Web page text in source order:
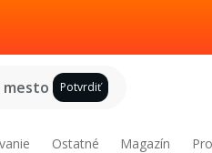
Potvrdiť
Ostatné Magazín